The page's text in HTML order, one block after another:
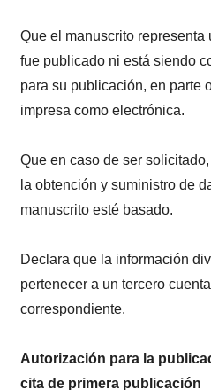
Que el manuscrito
fue publicado ni está siendo
para su publicación, en parte
impresa como electrónica.
Que en caso de ser
la obtención y suministro de
manuscrito esté basado.
Declara que la información
pertenecer a un tercero
correspondiente.
Autorización para la
cita de primera publicación